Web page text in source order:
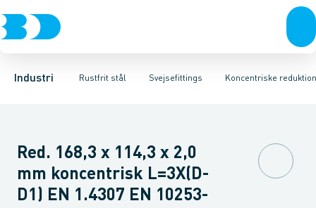
Industri Rustfrit stål
VentilerRustfrit stålSort stålGalvaniseret stålPlastIndustri
Svejsefittings
Svejsefittings ASTM svejsefittingsLevnedsmiddel fittings
Koncentriske
Bøjninger Indsv. bøjninger Koncentriske reduktioner
Red. 168,3 x 114,3 x 2,0
mm koncentrisk L=3X(D-
D1) EN 1.4307 EN 10253-